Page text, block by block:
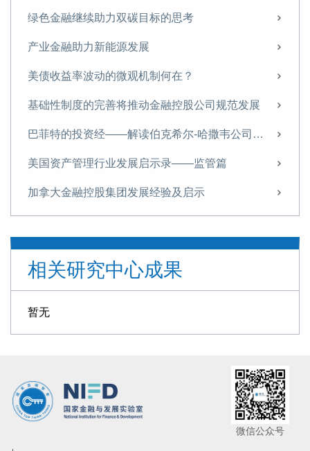
绿色金融继续助力双碳目标的思考
产业金融助力新能源发展
美债收益率波动的微观机制何在？
基础性制度的完善将推动金融控股公司规范发展
巴菲特的投资经——解读伯克希尔-哈撒韦公司财报
美国资产管理行业发展启示录——监管篇
加拿大金融控股集团发展经验及启示
澳大利亚金融控股集团发展经验及启示
国际金融控股集团发展典型案例
欧洲金融控股集团行业发展与监管
日本金融控股集团发展经验及启示
欧洲金融控股集团行业发展经验及启示
美国金融控股集团发展经验及启示
相关研究中心成果
暂无
微信公众号